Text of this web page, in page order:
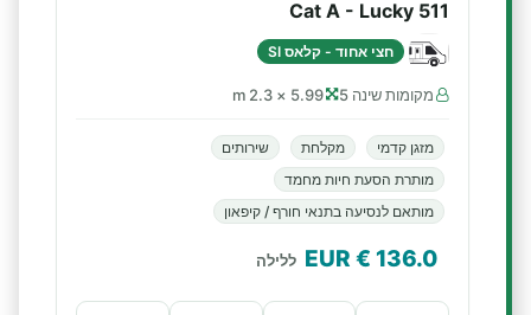
Cat A - Lucky 511
חצי אחוד - קלאס SI
מקומות שינה 5 5.99 × 2.3 m
מזגן קדמי מקלחת
שירותים
מותרת הסעת חיות מחמד
מותאם לנסיעה בתנאי חורף / קיפאון
136.0
€ EUR ללילה